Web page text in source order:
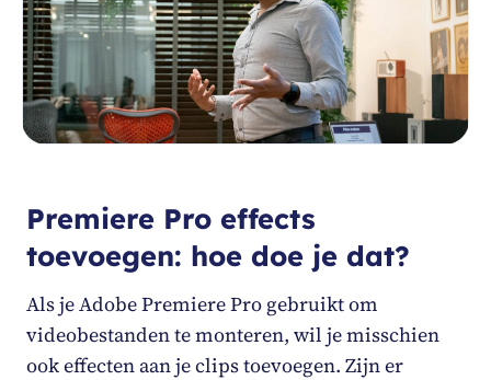
Premiere Pro effects
toevoegen: hoe doe je dat?
Als je Adobe Premiere Pro gebruikt om
videobestanden te monteren, wil je misschien
ook effecten aan je clips toevoegen. Zijn er